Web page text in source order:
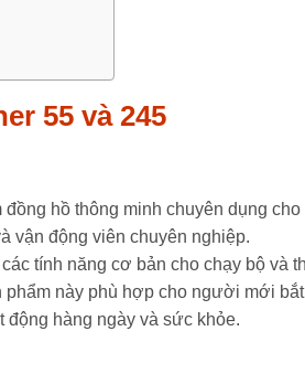
55 và 245
hồ thông minh chuyên dụng cho
vận động viên chuyên nghiệp.
tính năng cơ bản cho chạy bộ và
phẩm này phù hợp cho người mới bắt
hàng ngày và sức khỏe.